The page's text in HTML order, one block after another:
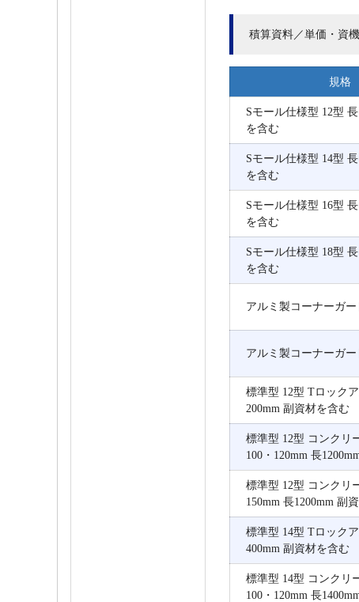
積算資料／単価・資
規格
Sモール仕様型 12型
を含む
Sモール仕様型 14型
を含む
Sモール仕様型 16型
を含む
Sモール仕様型 18型
を含む
アルミ製コーナーガー
アルミ製コーナーガー
標準型 12型 Tロック
200mm 副資材を含む
標準型 12型 コンクリ
100・120mm 長
標準型 12型 コンクリ
150mm 長1200mm 副
標準型 14型 Tロック
400mm 副資材を含む
標準型 14型 コンクリ
100・120mm 長